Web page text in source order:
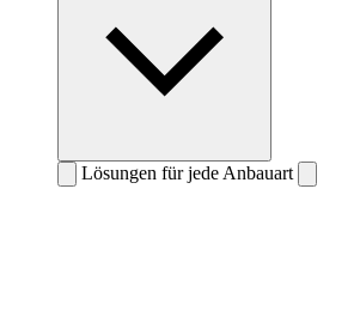
Lösungen für jede Anbauart